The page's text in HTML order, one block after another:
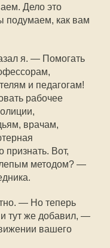
Дело это
подумаем, как вам
я. — Помогать
и педагогам!
рабочее
врачам,
признать. Вот,
методом? —
— Но теперь
тут же добавил, —
вашего